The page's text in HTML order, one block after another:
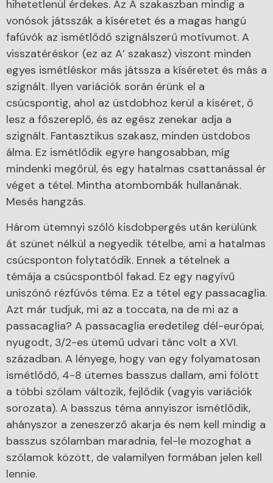
hihetetlenül érdekes. Az A szakaszban mindig a
vonósok játsszák a kíséretet és a magas hangú
fafúvók az ismétlődő szignálszerű motívumot. A
visszatéréskor (ez az A’ szakasz) viszont minden
egyes ismétléskor más játssza a kíséretet és más a
szignált. Ilyen variációk során érünk el a
csúcspontig, ahol az üstdobhoz kerül a kíséret, ő
lesz a főszereplő, és az egész zenekar adja a
szignált. Fantasztikus szakasz, minden üstdobos
álma. Ez ismétlődik egyre hangosabban, míg
mindenki megőrül, és egy hatalmas csattanással ér
véget a tétel. Mintha atombombák hullanának.
Mesés hangzás.
Három ütemnyi szóló kisdobpergés után kerülünk
át szünet nélkül a negyedik tételbe, ami a hatalmas
csúcsponton folytatódik. Ennek a tételnek a
témája a csúcspontból fakad. Ez egy nagyívű
uniszónó rézfúvós téma. Ez a tétel egy passacaglia.
Azt már tudjuk, mi az a toccata, na de mi az a
passacaglia? A passacaglia eredetileg dél-európai,
nyugodt, 3/2-es ütemű udvari tánc volt a XVI.
században. A lényege, hogy van egy folyamatosan
ismétlődő, 4-8 ütemes basszus dallam, ami fölött
a többi szólam változik, fejlődik (vagyis variációk
sorozata). A basszus téma annyiszor ismétlődik,
ahányszor a zeneszerző akarja és nem kell mindig a
basszus szólamban maradnia, fel-le mozoghat a
szólamok között, de valamilyen formában jelen kell
lennie.